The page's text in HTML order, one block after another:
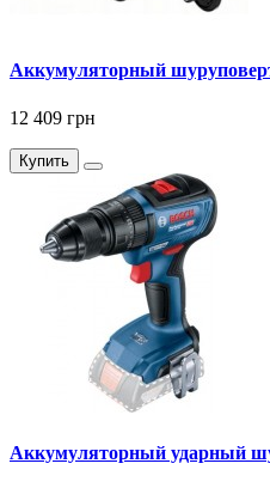
Аккумуляторный
12 409 грн
Купить
Аккумуляторный ударный